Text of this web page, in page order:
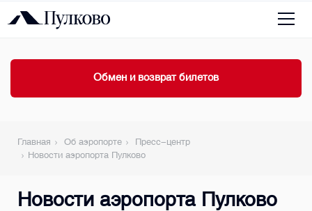
Обмен и возврат билетов
Главная Об аэропорте
Пресс-центр
Новости аэропорта Пулково
Новости аэропорта Пулково